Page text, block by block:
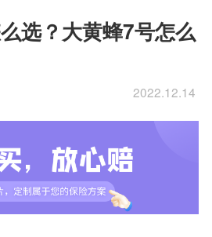
选？大黄蜂7号怎么
2022.12.14